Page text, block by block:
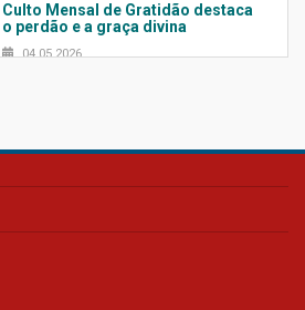
Culto Mensal de Gratidão destaca
o perdão e a graça divina
04.05.2026
Confira como foi o culto mensal